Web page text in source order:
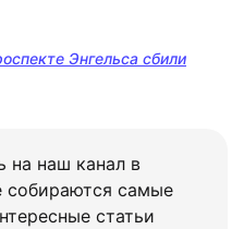
Энгельса сбили
на наш канал в
собираются самые
статьи